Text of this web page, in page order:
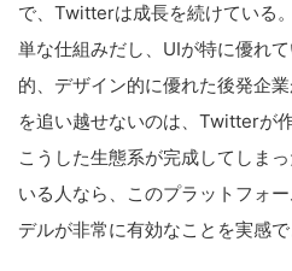
で、Twitterは成長を続けている
単な仕組みだし 、UIが特に優れ
的、デザイン的に優れた後発企
を追い越せないのは、Twitterが
こうした生態系が完成してしま
いる人なら、このプラットフォ
デルが非常に有効なこ とを実感で